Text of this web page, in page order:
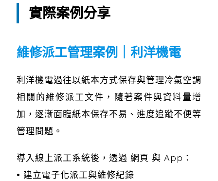
實際案例分享
維修派工管理案例｜利洋機電
利洋機電過往以紙本方式保存與管理冷氣空調
相關的維修派工文件，隨著案件與資料量增
加，逐漸面臨紙本保存不易、進度追蹤不便等
管理問題。
導入線上派工系統後，透過 網頁 與 App：
• 建立電子化派工與維修紀錄